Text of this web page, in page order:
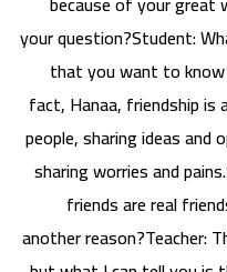
your question?Student:
that you want to
fact, Hanaa, friendship
people, sharing ideas and
sharing worries and
friends are real
another reason?Teacher: